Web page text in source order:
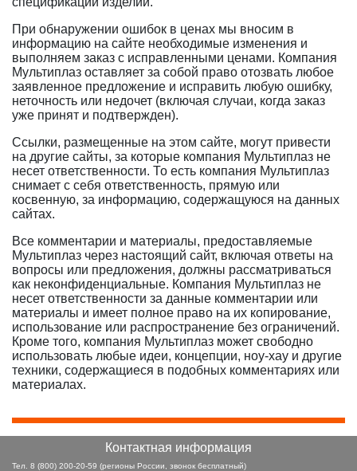
При обнаружении ошибок в ценах мы вносим в
информацию на сайте необходимые изменения и
выполняем заказ с исправленными ценами. Компания
Мультиплаз оставляет за собой право отозвать любое
заявленное предложение и исправить любую ошибку,
неточность или недочет (включая случаи, когда заказ
уже принят и подтвержден).
Ссылки, размещенные на этом сайте, могут привести
на другие сайты, за которые компания Мультиплаз не
несет ответственности. То есть компания Мультиплаз
снимает с себя ответственность, прямую или
косвенную, за информацию, содержащуюся на данных
сайтах.
Все комментарии и материалы, предоставляемые
Мультиплаз через настоящий сайт, включая ответы на
вопросы или предложения, должны рассматриваться
как неконфиденциальные. Компания Мультиплаз не
несет ответственности за данные комментарии или
материалы и имеет полное право на их копирование,
использование или распространение без ограничений.
Кроме того, компания Мультиплаз может свободно
использовать любые идеи, концепции, ноу-хау и другие
техники, содержащиеся в подобных комментариях или
материалах.
Контактная информация
Тел. 8 (800) 200-20-59 (регионы России, звонок бесплатный)